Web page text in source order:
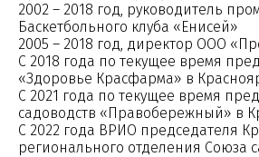
2002 – 2018 год, руководитель
Баскетбольного клуба «Енисей»
2005 – 2018 год, директор OOO
С 2018 года по текущее время
«Здоровье Красфарма» в
С 2021 года по текущее время
садоводств «Правобережный» в
С 2022 года ВРИО председателя
регионального отделения Союза